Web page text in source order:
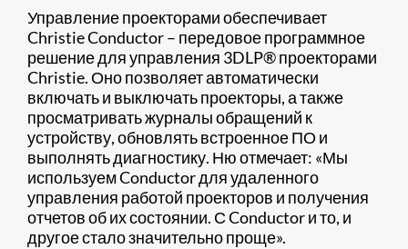
Управление проекторами обеспечивает
Christie Conductor – передовое программное
решение для управления 3DLP® проекторами
Christie. Оно позволяет автоматически
включать и выключать проекторы, а также
просматривать журналы обращений к
устройству, обновлять встроенное ПО и
выполнять диагностику. Ню отмечает: «Мы
используем Conductor для удаленного
управления работой проекторов и получения
отчетов об их состоянии. С Conductor и то, и
другое стало значительно проще».